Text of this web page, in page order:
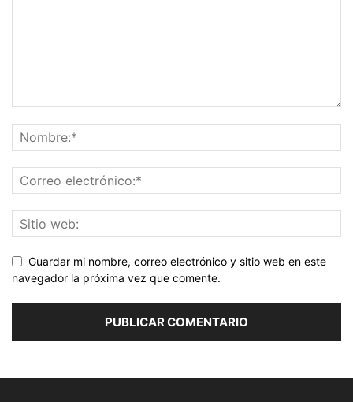
Guardar mi nombre, correo electrónico y sitio web en este
navegador la próxima vez que comente.